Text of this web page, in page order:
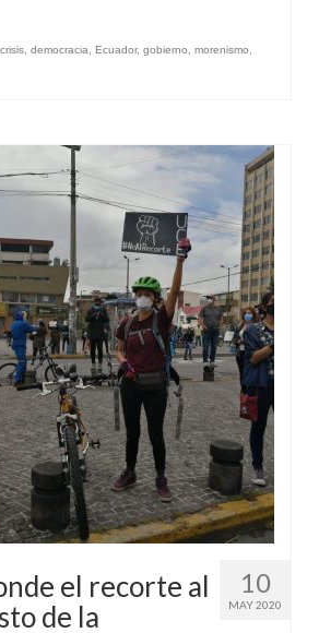
crisis democracia Ecuador, gobierno morenismo
10
MAY 2020
el recorte al
de la